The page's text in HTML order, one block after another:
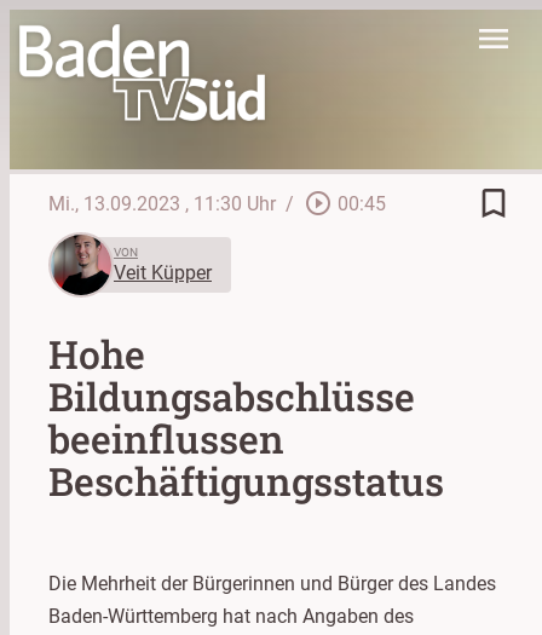
menu
Mi., 13.09.2023 , 11:30 Uhr / play_circle_outline 00:45 bookmark_border
VON
Veit Küpper
Hohe
Bildungsabschlüsse
beeinflussen
Beschäftigungsstatus
Die Mehrheit der Bürgerinnen und Bürger des Landes
Baden-Württemberg hat nach Angaben des